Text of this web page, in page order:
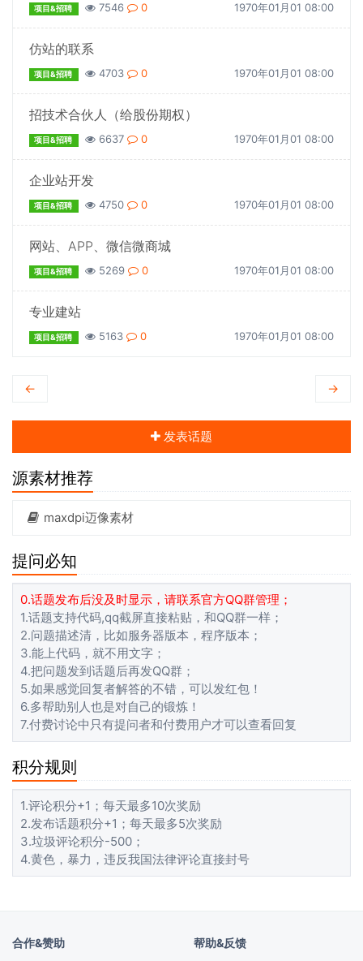
项目&招聘 7546 0 1970年01月01 08:00
仿站的联系
项目&招聘 4703 0 1970年01月01 08:00
招技术合伙人（给股份期权）
项目&招聘 6637 0 1970年01月01 08:00
企业站开发
项目&招聘 4750 0 1970年01月01 08:00
网站、APP、微信微商城
项目&招聘 5269 0 1970年01月01 08:00
专业建站
项目&招聘 5163 0 1970年01月01 08:00
← →
发表话题
源素材推荐
maxdpi迈像素材
提问必知
0.话题发布后没及时显示，请联系官方QQ群管理；
1.话题支持代码,qq截屏直接粘贴，和QQ群一样；
2.问题描述清，比如服务器版本，程序版本；
3.能上代码，就不用文字；
4.把问题发到话题后再发QQ群；
5.如果感觉回复者解答的不错，可以发红包！
6.多帮助别人也是对自己的锻炼！
7.付费讨论中只有提问者和付费用户才可以查看回复
积分规则
1.评论积分+1；每天最多10次奖励
2.发布话题积分+1；每天最多5次奖励
3.垃圾评论积分-500；
4.黄色，暴力，违反我国法律评论直接封号
合作&赞助 帮助&反馈